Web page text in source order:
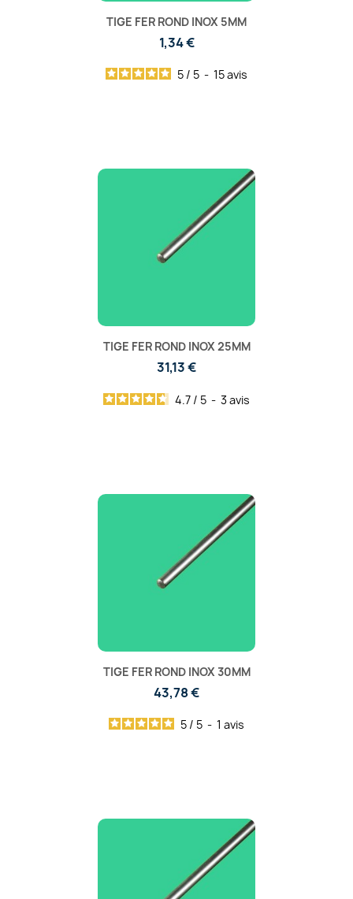
TIGE FER ROND INOX 5MM
1,34 €
5 / 5 - 15avis
TIGE FER ROND INOX 25MM
31,13 €
4.7 / 5 - 3avis
TIGE FER ROND INOX 30MM
43,78 €
5 / 5 - 1 avis